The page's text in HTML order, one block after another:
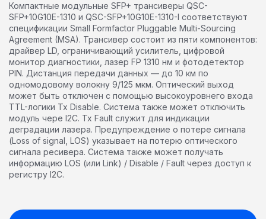
Компактные модульные SFP+ трансиверы QSC-
SFP+10G10E-1310 и QSC-SFP+10G10E-1310-I соответствуют
спецификации Small Formfactor Pluggable Multi-Sourcing
Agreement (MSA). Трансивер состоит из пяти компонентов:
драйвер LD, ограничивающий усилитель, цифровой
монитор диагностики, лазер FP 1310 нм и фотодетектор
PIN. Дистанция передачи данных — до 10 км по
одномодовому волокну 9/125 мкм. Оптический выход
может быть отключен с помощью высокоуровнего входа
TTL-логики Tx Disable. Система также может отключить
модуль чере I2C. Tx Fault служит для индикации
деградации лазера. Предупреждение о потере сигнала
(Loss of signal, LOS) указывает на потерю оптического
сигнала ресивера. Система также может получать
информацию LOS (или Link) / Disable / Fault через доступ к
регистру I2C.